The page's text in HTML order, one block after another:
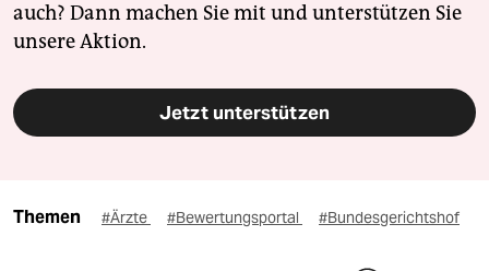
auch? Dann machen Sie mit und unterstützen Sie
unsere Aktion.
Jetzt unterstützen
Themen #Ärzte #Bewertungsportal #Bundesgerichtshof